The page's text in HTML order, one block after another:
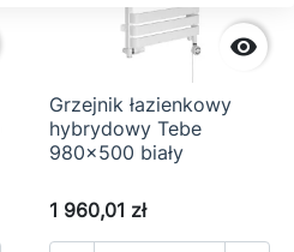

Grzejnik łazienkowy
hybrydowy Tebe
980x500 biały
1 960,01 zł